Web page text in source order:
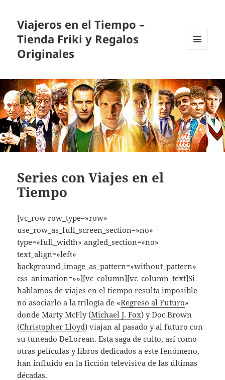
Viajeros en el Tiempo –
Tienda Friki y Regalos
Originales
Series con Viajes en el
Tiempo
[vc_row row_type=»row»
use_row_as_full_screen_section=»no»
type=»full_width» angled_section=»no»
text_align=»left»
background_image_as_pattern=»without_pattern»
css_animation=»»][vc_column][vc_column_text]Si
hablamos de viajes en el tiempo resulta imposible
no asociarlo a la trilogía de «Regreso al Futuro»
donde Marty McFly (Michael J. Fox) y Doc Brown
(Christopher Lloyd) viajan al pasado y al futuro con
su tuneado DeLorean. Esta saga de culto, así como
otras películas y libros dedicados a este fenómeno,
han influido en la ficción televisiva de las últimas
décadas.